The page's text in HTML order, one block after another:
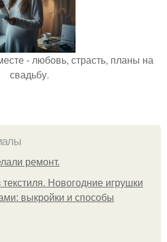
- любовь, страсть, планы на
свадьбу.
ремонт.
Новогодние игрушки
выкройки и способы